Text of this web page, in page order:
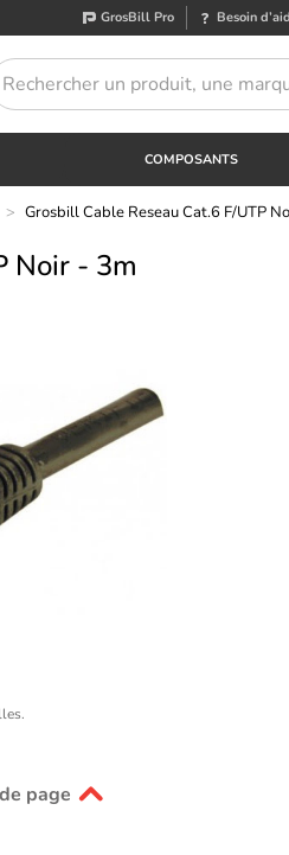
GrosBill Pro Besoin
COMPOSANTS
> Grosbill Cable Reseau Cat.6 F/UTP
Noir - 3m
page